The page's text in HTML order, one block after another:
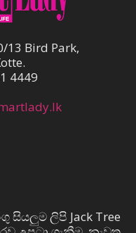
13 Bird Park,
4449
සියලුම ලිපි Jack Tree